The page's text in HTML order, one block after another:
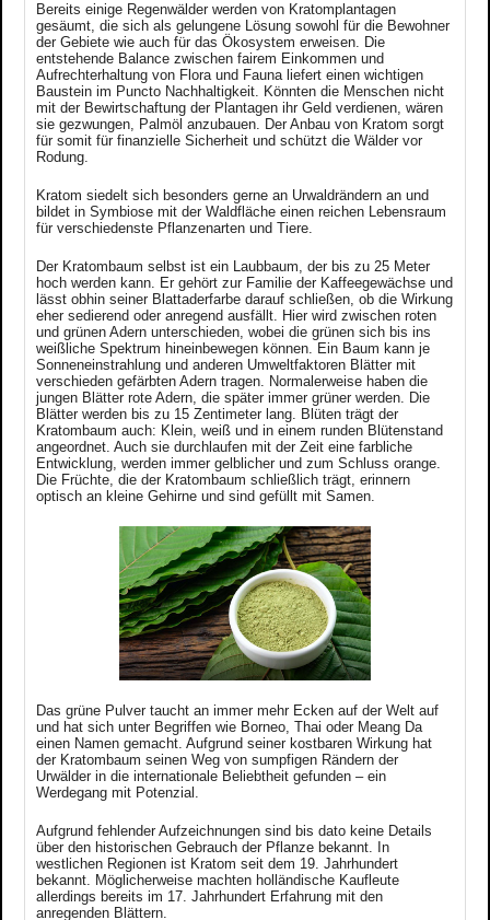
Bereits einige Regenwälder werden von Kratomplantagen
gesäumt, die sich als gelungene Lösung sowohl für die Bewohner
der Gebiete wie auch für das Ökosystem erweisen. Die
entstehende Balance zwischen fairem Einkommen und
Aufrechterhaltung von Flora und Fauna liefert einen wichtigen
Baustein im Puncto Nachhaltigkeit. Könnten die Menschen nicht
mit der Bewirtschaftung der Plantagen ihr Geld verdienen, wären
sie gezwungen, Palmöl anzubauen. Der Anbau von Kratom sorgt
für somit für finanzielle Sicherheit und schützt die Wälder vor
Rodung.
Kratom siedelt sich besonders gerne an Urwaldrändern an und
bildet in Symbiose mit der Waldfläche einen reichen Lebensraum
für verschiedenste Pflanzenarten und Tiere.
Der Kratombaum selbst ist ein Laubbaum, der bis zu 25 Meter
hoch werden kann. Er gehört zur Familie der Kaffeegewächse und
lässt obhin seiner Blattaderfarbe darauf schließen, ob die Wirkung
eher sedierend oder anregend ausfällt. Hier wird zwischen roten
und grünen Adern unterschieden, wobei die grünen sich bis ins
weißliche Spektrum hineinbewegen können. Ein Baum kann je
Sonneneinstrahlung und anderen Umweltfaktoren Blätter mit
verschieden gefärbten Adern tragen. Normalerweise haben die
jungen Blätter rote Adern, die später immer grüner werden. Die
Blätter werden bis zu 15 Zentimeter lang. Blüten trägt der
Kratombaum auch: Klein, weiß und in einem runden Blütenstand
angeordnet. Auch sie durchlaufen mit der Zeit eine farbliche
Entwicklung, werden immer gelblicher und zum Schluss orange.
Die Früchte, die der Kratombaum schließlich trägt, erinnern
optisch an kleine Gehirne und sind gefüllt mit Samen.
Das grüne Pulver taucht an immer mehr Ecken auf der Welt auf
und hat sich unter Begriffen wie Borneo, Thai oder Meang Da
einen Namen gemacht. Aufgrund seiner kostbaren Wirkung hat
der Kratombaum seinen Weg von sumpfigen Rändern der
Urwälder in die internationale Beliebtheit gefunden – ein
Werdegang mit Potenzial.
Aufgrund fehlender Aufzeichnungen sind bis dato keine Details
über den historischen Gebrauch der Pflanze bekannt.
In
westlichen Regionen ist Kratom seit dem 19. Jahrhundert
bekannt. Möglicherweise machten holländische Kaufleute
allerdings bereits im 17. Jahrhundert Erfahrung mit den
anregenden Blättern.